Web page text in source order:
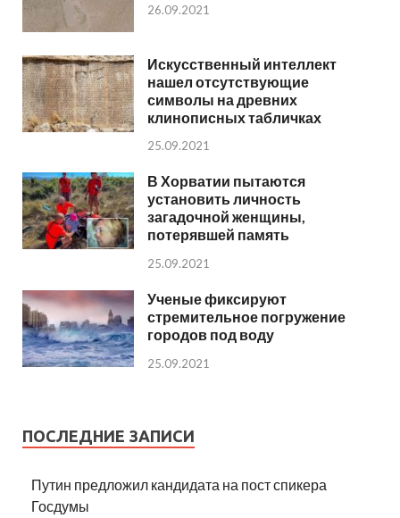
26.09.2021
Искусственный интеллект
нашел отсутствующие
символы на древних
клинописных табличках
25.09.2021
В Хорватии пытаются
установить личность
загадочной женщины,
потерявшей память
25.09.2021
Ученые фиксируют
стремительное погружение
городов под воду
25.09.2021
ПОСЛЕДНИЕ ЗАПИСИ
Путин предложил кандидата на пост спикера
Госдумы